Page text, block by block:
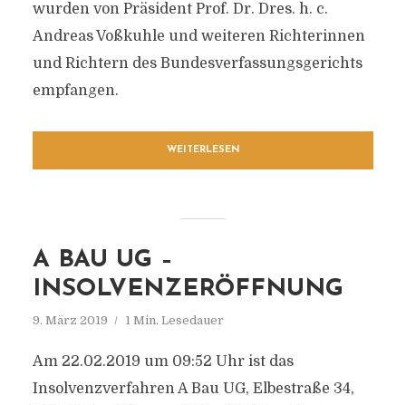
wurden von Präsident Prof. Dr. Dres. h. c.
Andreas Voßkuhle und weiteren Richterinnen
und Richtern des Bundesverfassungsgerichts
empfangen.
WEITERLESEN
A BAU UG –
INSOLVENZERÖFFNUNG
9. März 2019 1 Min. Lesedauer
Am 22.02.2019 um 09:52 Uhr ist das
Insolvenzverfahren A Bau UG, Elbestraße 34,